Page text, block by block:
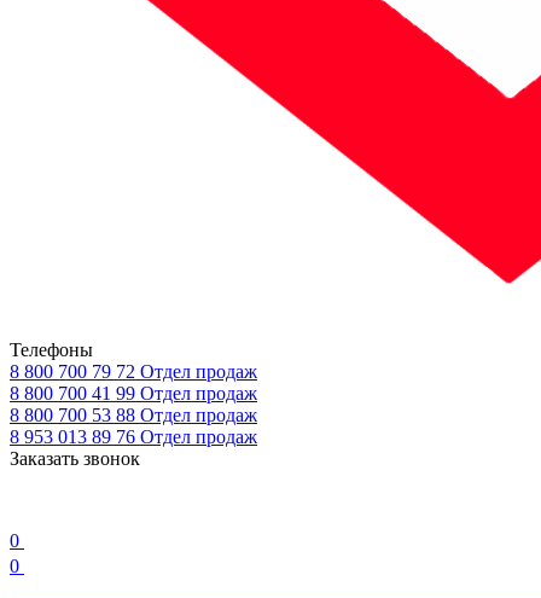
Телефоны
8 800 700 79 72 Отдел продаж
8 800 700 41 99 Отдел продаж
8 800 700 53 88 Отдел продаж
8 953 013 89 76 Отдел продаж
Заказать звонок
0
0